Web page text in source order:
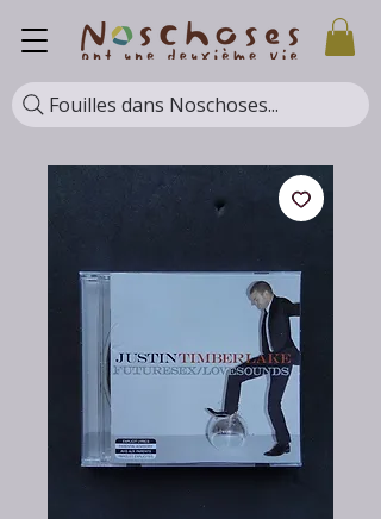
Fouilles dans Noschoses...